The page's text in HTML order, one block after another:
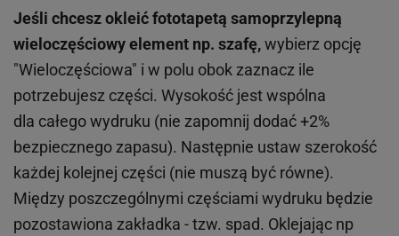
Jeśli chcesz okleić fototapetą samoprzylepną
wieloczęściowy element np. szafę,wybierz opcję
"Wieloczęściowa" i w polu obok zaznacz ile
potrzebujesz części. Wysokość jest wspólna
dla całego wydruku (nie zapomnij dodać +2%
bezpiecznego zapasu). Następnie ustaw szerokość
każdej kolejnej części (nie muszą być równe).
Między poszczególnymi częściami wydruku będzie
pozostawiona zakładka - tzw. spad. Oklejając np